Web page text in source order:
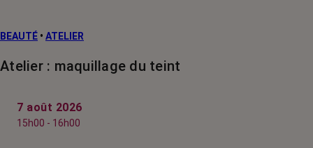
BEAUTÉ • ATELIER
Atelier : maquillage du teint
7 août 2026
15h00 - 16h00